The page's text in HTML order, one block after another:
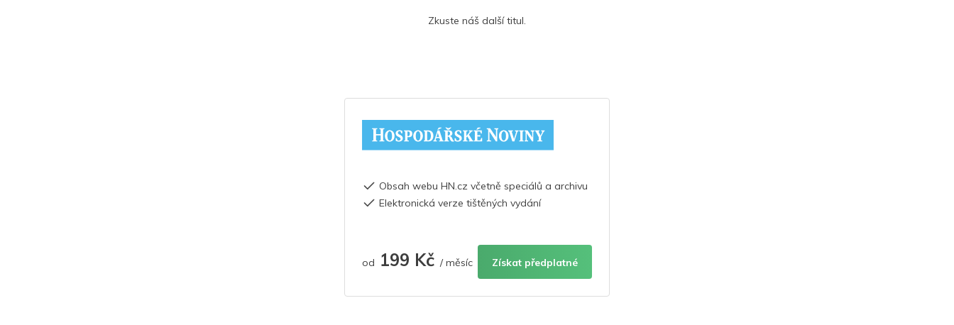
Zkuste náš další titul.
Obsah webu HN.cz včetně speciálů a archivu
Elektronická verze tištěných vydání
od 199 Kč / měsíc Získat předplatné